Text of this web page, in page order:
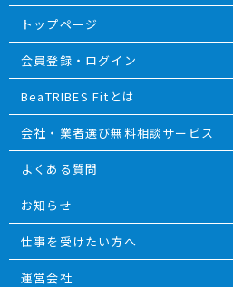
トップページ
会員登録・ログイン
BeaTRIBES Fitとは
会社・業者選び無料相談サービス
よくある質問
お知らせ
仕事を受けたい方へ
運営会社